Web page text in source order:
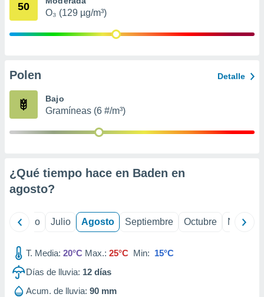
publicidad
de
1199
50
O₃ (129 µg/m³)
Polen Detalle
Bajo
Gramíneas (6 #/m³)
¿Qué tiempo hace en Baden en
agosto?
Junio Julio Agosto Septiembre Octubre
T. Media: 20°C Max.: 25°C Min: 15°C
Días de lluvia: 12 días
Acum. de lluvia: 90 mm